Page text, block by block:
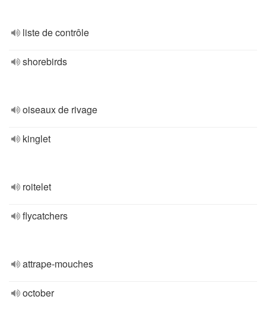
liste de contrôle
shorebirds
oiseaux de rivage
kinglet
roitelet
flycatchers
attrape-mouches
october